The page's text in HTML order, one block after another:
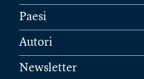
Paesi
Autori
Newsletter